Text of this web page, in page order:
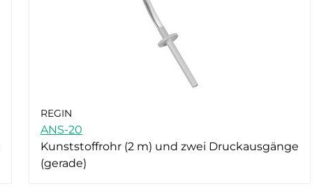
REGIN
ANS-20
Kunststoffrohr (2 m) und zwei Druckausgänge
(gerade)